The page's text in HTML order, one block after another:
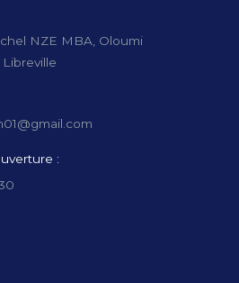
NZE MBA, Oloumi
Libreville
: